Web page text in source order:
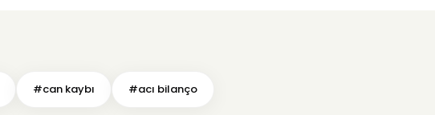
#can kaybı #acı bilanço